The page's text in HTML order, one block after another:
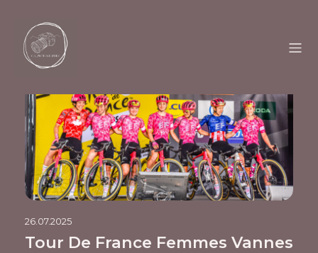
26.07.2025
Tour De France Femmes Vannes